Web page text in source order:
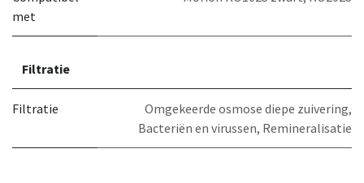
met
Filtratie
Filtratie Omgekeerde osmose diepe zuivering,
Bacteriën en virussen, Remineralisatie